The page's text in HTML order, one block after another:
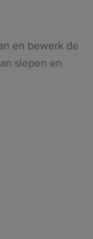
en bewerk de
slepen en